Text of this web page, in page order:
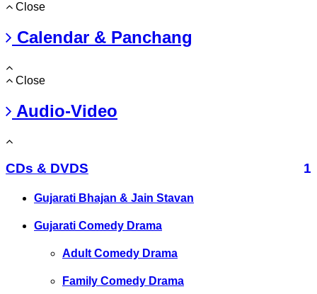
Close
Calendar & Panchang
Close
Audio-Video
CDs & DVDS 1
Gujarati Bhajan & Jain Stavan
Gujarati Comedy Drama
Adult Comedy Drama
Family Comedy Drama